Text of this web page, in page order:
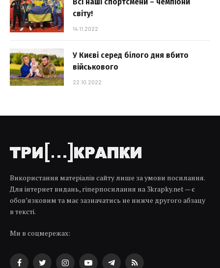
світу!
14.11.2022
У Києві серед білого дня вбито
військового
22.10.2022
Використання матеріалів сайту лише за умови посилання.
Для інтернет видань, гіперпосилання на 3krapky.net — є
обов’язковим та має зазначатись не нижче другого абзацу
в тексті.
Ми в соцмережах: